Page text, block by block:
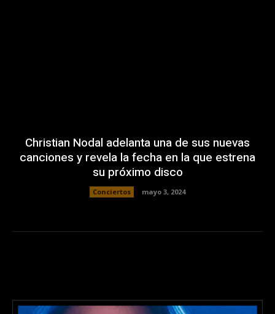
Christian Nodal adelanta una de sus nuevas
canciones y revela la fecha en la que estrena
su próximo disco
Conciertos mayo 3, 2024